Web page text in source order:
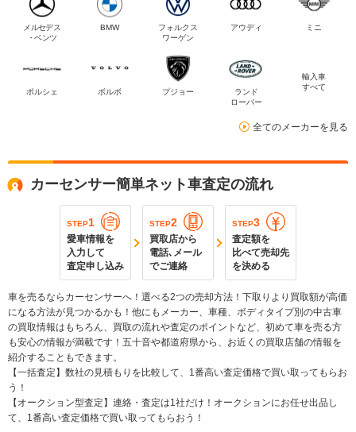
メルセデス
・ベンツ
BMW
フォルクス
ワーゲン
アウディ ミニ
ポルシェ ボルボ プジョー
ランド
ローバー
輸入車
すべて
全てのメーカーを見る
カーセンサー簡単ネット車査定の流れ
STEP1
愛車情報を
入力して
査定申し込み
STEP2
買取店から
電話､メール
でご連絡
STEP3
査定額を
比べて売却先
を決める
車を売るならカーセンサーへ！選べる2つの売却方法！下取りより買取額が高価
になる方法が見つかるかも！他にもメーカー、車種、ボディタイプ別の中古車
の買取情報はもちろん、買取の流れや査定のポイントなど、初めて車を売る方
も安心の情報が満載です！五十音や都道府県から、お近くの買取店舗の情報を
紹介することもできます。
【一括査定】数社の見積もりを比較して、1番高い査定価格で買い取ってもらお
う！
【オークション型査定】連絡・査定は1社だけ！オークションにお任せ出品し
て、1番高い査定価格で買い取ってもらおう！